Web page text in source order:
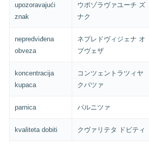
upozoravajući
znak
ウポゾラヴァユーチ ズ
ナク
nepredviđena
obveza
ネプレドヴィジェナ オ
ブヴェザ
koncentracija
kupaca
コンツェントラツィヤ
クパツァ
parnica パルニツァ
kvaliteta dobiti クヴァリテタ ドビティ